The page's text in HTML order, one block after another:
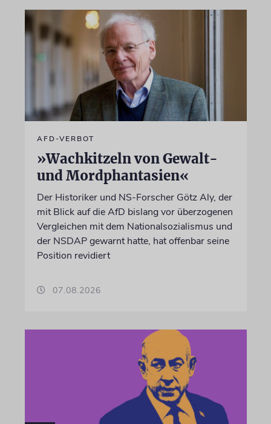
AFD-VERBOT
»Wachkitzeln von Gewalt-
und Mordphantasien«
Der Historiker und NS-Forscher Götz Aly, der
mit Blick auf die AfD bislang vor überzogenen
Vergleichen mit dem Nationalsozialismus und
der NSDAP gewarnt hatte, hat offenbar seine
Position revidiert
07.08.2026